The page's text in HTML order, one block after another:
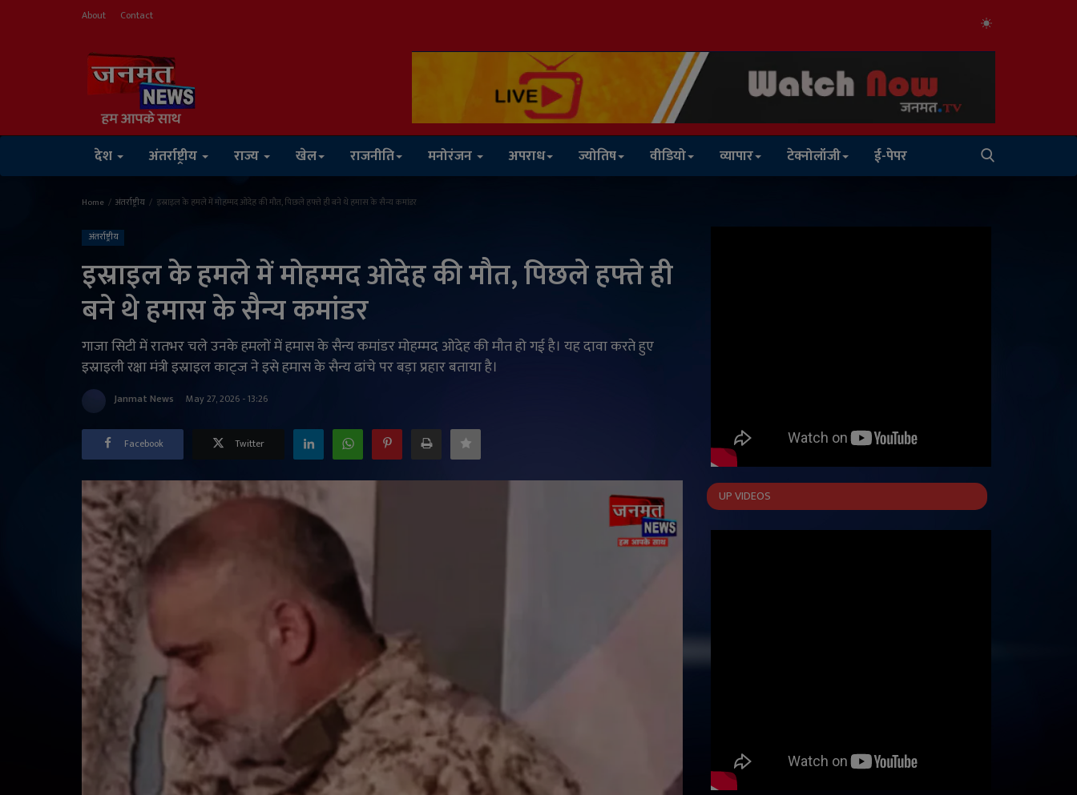
About Contact
देश अंतर्राष्ट्रीय राज्य खेल राजनीति मनोरंजन अपराध ज्योतिष वीडियो व्यापार टेक्नोलॉजी ई-पेपर
Home अंतर्राष्ट्रीय इस्राइल के हमले में मोहम्मद ओदेह की मौत, पिछले हफ्ते ही बने थे हमास के सैन्य कमांडर
अंतर्राष्ट्रीय
इस्राइल के हमले में मोहम्मद ओदेह की मौत, पिछले हफ्ते ही
बने थे हमास के सैन्य कमांडर
गाजा सिटी में रातभर चले उनके हमलों में हमास के सैन्य कमांडर मोहम्मद ओदेह की मौत हो गई है। यह दावा करते हुए
इस्राइली रक्षा मंत्री इस्राइल काट्ज ने इसे हमास के सैन्य ढांचे पर बड़ा प्रहार बताया है।
Janmat News May 27, 2026 - 13:26
Facebook Twitter
UP VIDEOS